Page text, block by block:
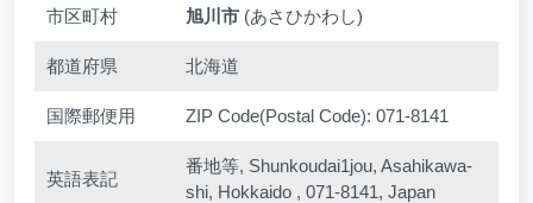
市区町村 旭川市 (あさひかわし)
都道府県 北海道
国際郵便用 ZIP Code(Postal Code): 071-8141
英語表記
番地等, Shunkoudai1jou, Asahikawa-
shi, Hokkaido , 071-8141, Japan